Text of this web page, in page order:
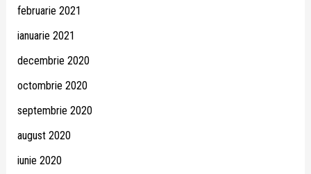
februarie 2021
ianuarie 2021
decembrie 2020
octombrie 2020
septembrie 2020
august 2020
iunie 2020